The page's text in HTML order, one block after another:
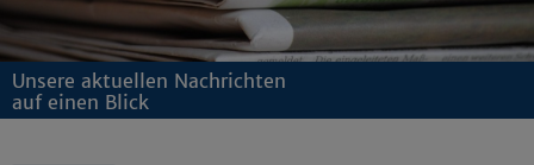
Unsere aktuellen Nachrichten
auf einen Blick